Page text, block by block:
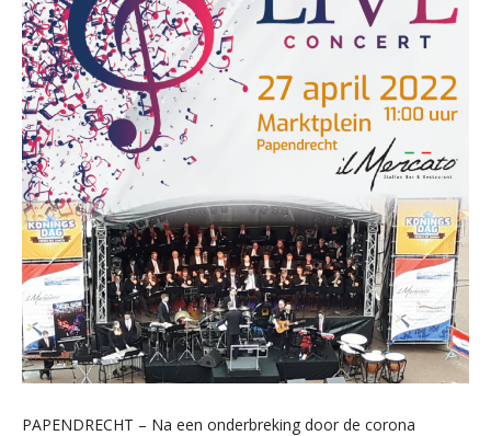
PAPENDRECHT – Na een onderbreking door de corona